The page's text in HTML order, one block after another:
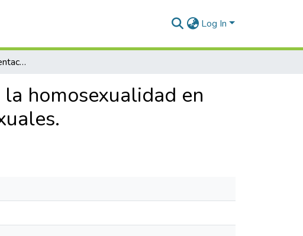
Log In
Análisis de las representaciones sociales sobre la homosexualidad en familiares de personas declaradas no heterosexuales.
homosexualidad en